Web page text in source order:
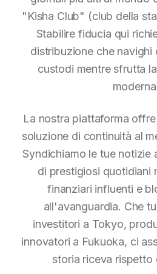
"Kisha Club" (club della
Stabilire fiducia qui
distribuzione che navighi
custodi mentre sfrutta
La nostra piattaforma
soluzione di continuità al
Syndichiamo le tue notizie
di prestigiosi quotidiani
finanziari influenti e
all'avanguardia. Che
investitori a Tokyo,
innovatori a Fukuoka, ci
storia riceva rispetto